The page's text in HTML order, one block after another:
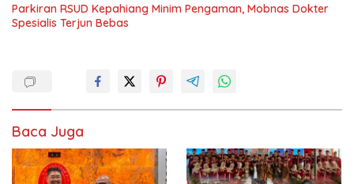
Parkiran RSUD Kepahiang Minim Pengaman, Mobnas Dokter
Spesialis Terjun Bebas
Baca Juga